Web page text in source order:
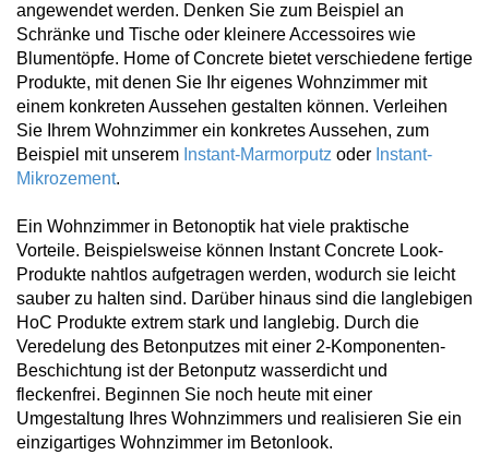
angewendet werden. Denken Sie zum Beispiel an
Schränke und Tische oder kleinere Accessoires wie
Blumentöpfe. Home of Concrete bietet verschiedene fertige
Produkte, mit denen Sie Ihr eigenes Wohnzimmer mit
einem konkreten Aussehen gestalten können. Verleihen
Sie Ihrem Wohnzimmer ein konkretes Aussehen, zum
Beispiel mit unserem Instant-Marmorputz oder Instant-
Mikrozement.
Ein Wohnzimmer in Betonoptik hat viele praktische
Vorteile. Beispielsweise können Instant Concrete Look-
Produkte nahtlos aufgetragen werden, wodurch sie leicht
sauber zu halten sind. Darüber hinaus sind die langlebigen
HoC Produkte extrem stark und langlebig. Durch die
Veredelung des Betonputzes mit einer 2-Komponenten-
Beschichtung ist der Betonputz wasserdicht und
fleckenfrei. Beginnen Sie noch heute mit einer
Umgestaltung Ihres Wohnzimmers und realisieren Sie ein
einzigartiges Wohnzimmer im Betonlook.